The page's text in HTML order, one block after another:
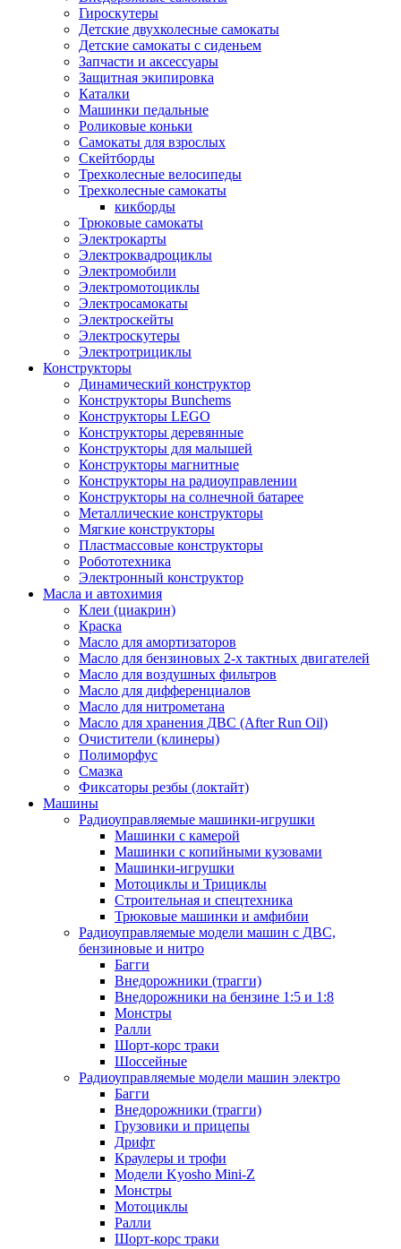
Гироскутеры
Детские двухколесные самокаты
Детские самокаты с сиденьем
Запчасти и аксессуары
Защитная экипировка
Каталки
Машинки педальные
Роликовые коньки
Самокаты для взрослых
Скейтборды
Трехколесные велосипеды
Трехколесные самокаты
кикборды
Трюковые самокаты
Электрокарты
Электроквадроциклы
Электромобили
Электромотоциклы
Электросамокаты
Электроскейты
Электроскутеры
Электротрициклы
Конструкторы
Динамический конструктор
Конструкторы Bunchems
Конструкторы LEGO
Конструкторы деревянные
Конструкторы для малышей
Конструкторы магнитные
Конструкторы на радиоуправлении
Конструкторы на солнечной батарее
Металлические конструкторы
Мягкие конструкторы
Пластмассовые конструкторы
Робототехника
Электронный конструктор
Масла и автохимия
Клеи (циакрин)
Краска
Масло для амортизаторов
Масло для бензиновых 2-х тактных двигателей
Масло для воздушных фильтров
Масло для дифференциалов
Масло для нитрометана
Масло для хранения ДВС (After Run Oil)
Очистители (клинеры)
Полиморфус
Смазка
Фиксаторы резбы (локтайт)
Машины
Радиоуправляемые машинки-игрушки
Машинки с камерой
Машинки с копийными кузовами
Машинки-игрушки
Мотоциклы и Трициклы
Строительная и спецтехника
Трюковые машинки и амфибии
Радиоуправляемые модели машин с ДВС,
бензиновые и нитро
Багги
Внедорожники (трагги)
Внедорожники на бензине 1:5 и 1:8
Монстры
Ралли
Шорт-корс траки
Шоссейные
Радиоуправляемые модели машин электро
Багги
Внедорожники (трагги)
Грузовики и прицепы
Дрифт
Краулеры и трофи
Модели Kyosho Mini-Z
Монстры
Мотоциклы
Ралли
Шорт-корс траки